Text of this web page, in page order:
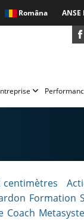
Româna
centimètres
Formation
Coach